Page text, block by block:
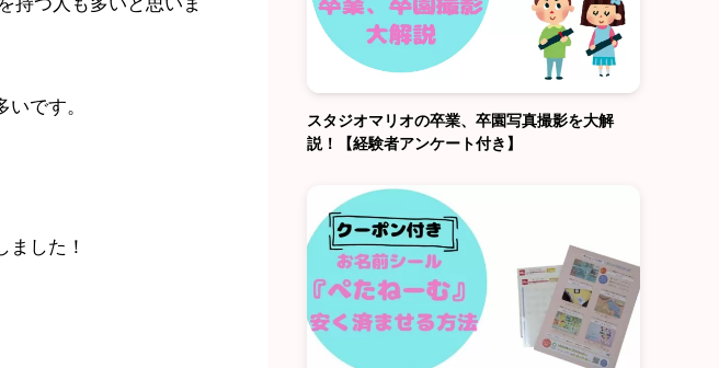
です。
した！
スタジオマリオの卒業、卒園写真撮影を大解
説！【経験者アンケート付き】